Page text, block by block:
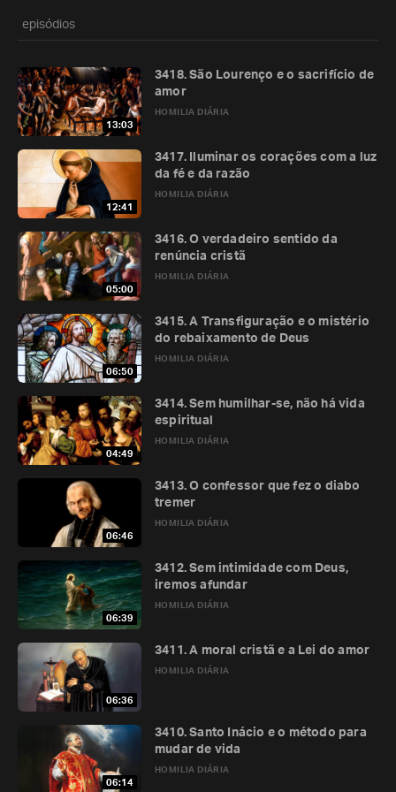
episódios
13:03
HOMILIA DIÁRIA
3418. São Lourenço e o sacrifício de
amor
12:41
HOMILIA DIÁRIA
3417. Iluminar os corações com a luz
da fé e da razão
05:00
HOMILIA DIÁRIA
3416. O verdadeiro sentido da
renúncia cristã
06:50
HOMILIA DIÁRIA
3415. A Transfiguração e o mistério
do rebaixamento de Deus
04:49
HOMILIA DIÁRIA
3414. Sem humilhar-se, não há vida
espiritual
06:46
HOMILIA DIÁRIA
3413. O confessor que fez o diabo
tremer
06:39
HOMILIA DIÁRIA
3412. Sem intimidade com Deus,
iremos afundar
06:36
HOMILIA DIÁRIA
3411. A moral cristã e a Lei do amor
06:14
HOMILIA DIÁRIA
3410. Santo Inácio e o método para
mudar de vida